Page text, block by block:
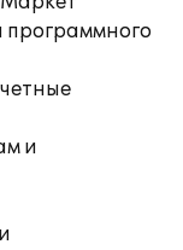
программного
и